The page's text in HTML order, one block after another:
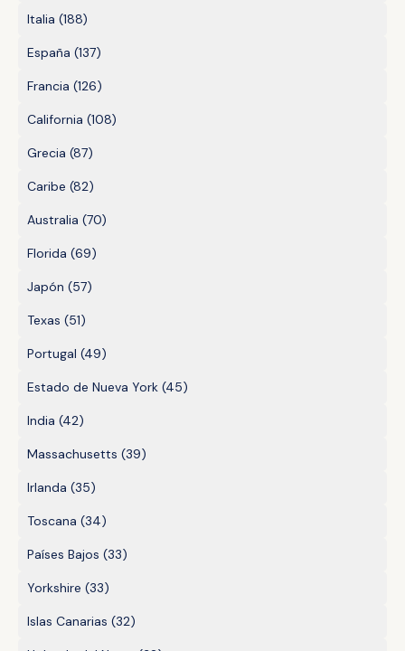
Italia (188)
España (137)
Francia (126)
California (108)
Grecia (87)
Caribe (82)
Australia (70)
Florida (69)
Japón (57)
Texas (51)
Portugal (49)
Estado de Nueva York (45)
India (42)
Massachusetts (39)
Irlanda (35)
Toscana (34)
Países Bajos (33)
Yorkshire (33)
Islas Canarias (32)